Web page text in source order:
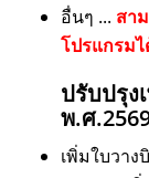
อื่นๆ ... สา
โปรแกรม
ปรับปรุง
พ.ศ
เพิ่มใบวา